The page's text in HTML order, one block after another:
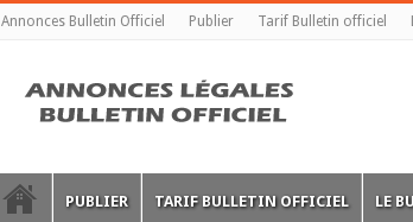
Annonces Bulletin Officiel Publier Tarif Bulletin officiel
PUBLIER TARIF BULLETIN OFFICIEL LE